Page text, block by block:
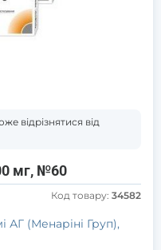
відрізнятися від
мг, №60
Код товару: 34582
АГ (Менаріні Груп),